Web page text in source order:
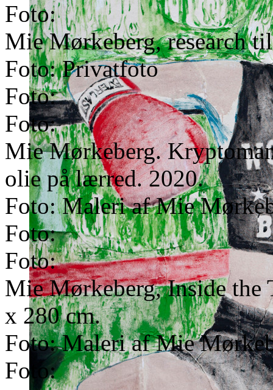
Foto:
Mie Mørkeberg, research
Foto: Privatfoto
Foto:
Foto:
Mie Mørkeberg.
olie på lærred. 2020.
Foto: Maleri af Mie
Foto:
Foto:
Mie Mørkeberg, Inside the
x 280 cm.
Foto: Maleri af Mie
Foto: